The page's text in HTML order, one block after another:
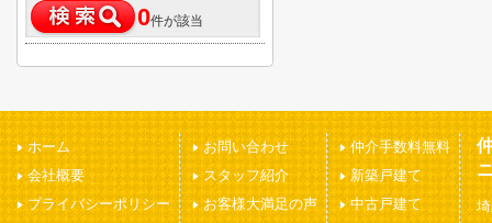
0件が該当
ホーム
会社概要
プライバシーポリシー
お問い合わせ
スタッフ紹介
お客様大満足の声
仲介手数料無料
新築戸建て
中古戸建て